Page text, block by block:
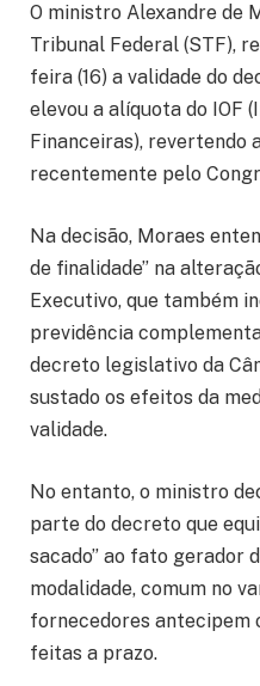
O ministro Alexandre de
Tribunal Federal (STF),
feira (16) a validade do
elevou a alíquota do IOF
Financeiras), revertendo
recentemente pelo
Na decisão, Moraes
de finalidade” na
Executivo, que também
previdência
decreto legislativo da
sustado os efeitos da
validade.
No entanto, o ministro
parte do decreto que
sacado” ao fato gerador
modalidade, comum no
fornecedores antecipem
feitas a prazo.